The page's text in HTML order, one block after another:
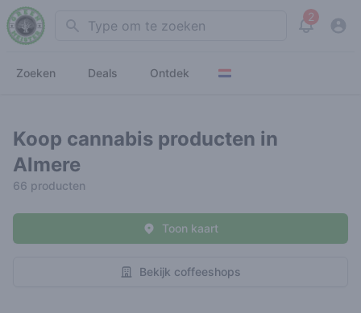
Search 2
View
Zoeken Deals Ontdek
Koop cannabis producten in
Almere
66 producten
Bekijk coffeeshops
Toon kaart